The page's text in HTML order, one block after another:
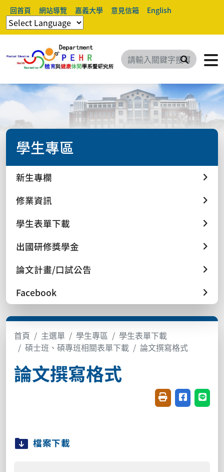
回首頁 網站導覽 嘉義大學 意見信箱 English
搜尋
學生專區
新生專欄
修業資訊
學生表單下載
出國研修獎學金
論文計畫/口試公告
Facebook
首頁 主選單 學生專區
學生表單下載
碩士班、碩專班相關表單下載
論文撰寫格式
論文撰寫格式
友善列印(開新視
分享至臉書
分享
檔案下載